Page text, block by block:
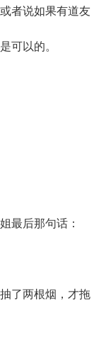
者说如果有道友
可以的。
后那句话：
了两根烟，才拖